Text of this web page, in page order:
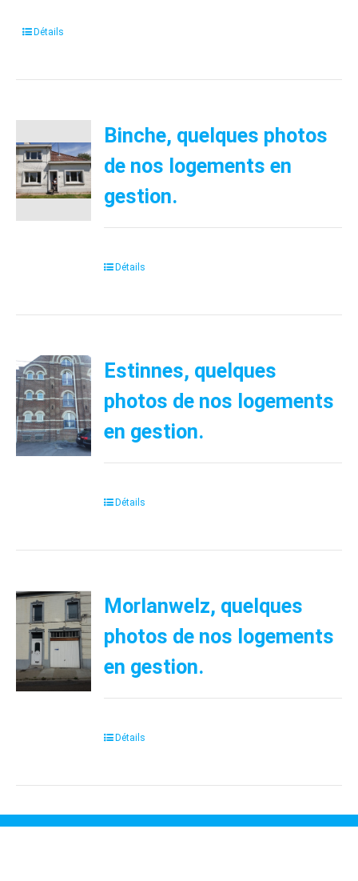
Détails
Binche, quelques photos
de nos logements en
gestion.
Détails
Estinnes, quelques
photos de nos logements
en gestion.
Détails
Morlanwelz, quelques
photos de nos logements
en gestion.
Détails